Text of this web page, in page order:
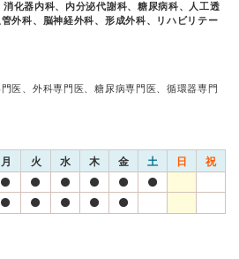
消化器内科、内分泌代謝科、糖尿病科、人工透
外科、脳神経外科、形成外科、リハビリテー
医、外科専門医、糖尿病専門医、循環器専門
月 火 水 木 金 土 日 祝